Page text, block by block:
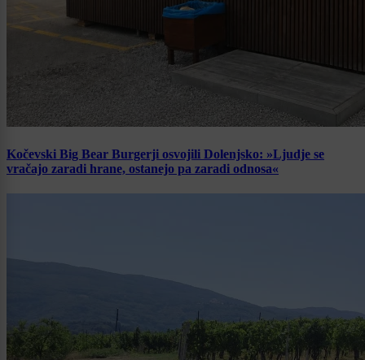
Kočevski Big Bear Burgerji osvojili Dolenjsko: »Ljudje se
vračajo zaradi hrane, ostanejo pa zaradi odnosa«